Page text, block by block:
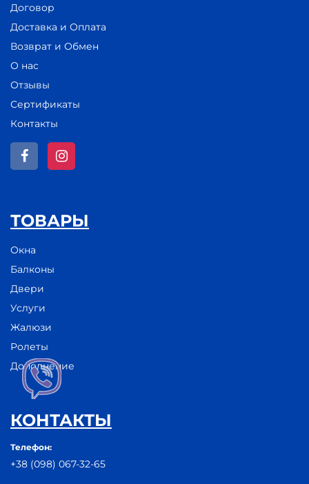
Договор
Доставка и Оплата
Возврат и Обмен
О нас
Отзывы
Сертификаты
Контакты
ТОВАРЫ
Окна
Балконы
Двери
Услуги
Жалюзи
Ролеты
Дополнение
КОНТАКТЫ
Телефон:
+38 (098) 067-32-65